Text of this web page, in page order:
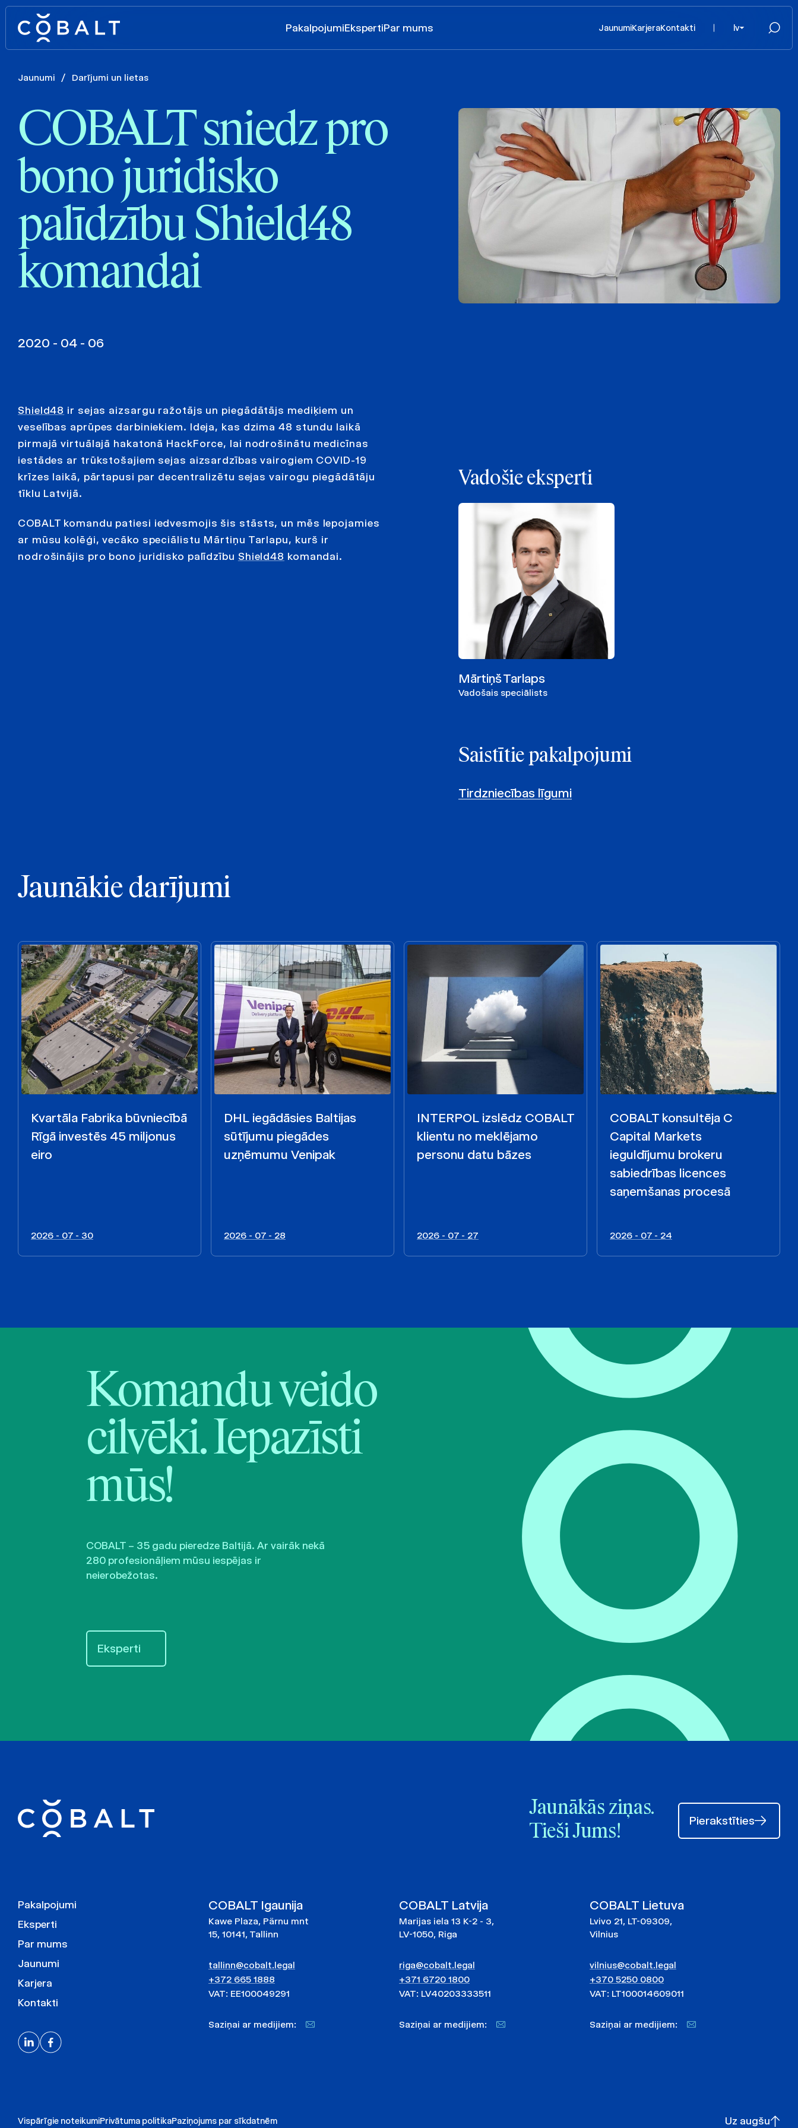
PakalpojumiEkspertiPar mums JaunumiKarjeraKontakti lv
Jaunumi / Darījumi un lietas
COBALT sniedz pro
bono juridisko
palīdzību Shield48
komandai
2020 - 04 - 06
Shield48 ir sejas aizsargu ražotājs un piegādātājs mediķiem un
veselības aprūpes darbiniekiem. Ideja, kas dzima 48 stundu laikā
pirmajā virtuālajā hakatonā HackForce, lai nodrošinātu medicīnas
iestādes ar trūkstošajiem sejas aizsardzības vairogiem COVID-19
krīzes laikā, pārtapusi par decentralizētu sejas vairogu piegādātāju
tīklu Latvijā.
COBALT komandu patiesi iedvesmojis šis stāsts, un mēs lepojamies
ar mūsu kolēģi, vecāko speciālistu Mārtiņu Tarlapu, kurš ir
nodrošinājis pro bono juridisko palīdzību Shield48 komandai.
Vadošie eksperti
Mārtiņš Tarlaps
Vadošais speciālists
Saistītie pakalpojumi
Tirdzniecības līgumi
Jaunākie darījumi
Kvartāla Fabrika būvniecībā
Rīgā investēs 45 miljonus
eiro
2026 - 07 - 30
DHL iegādāsies Baltijas
sūtījumu piegādes
uzņēmumu Venipak
2026 - 07 - 28
INTERPOL izslēdz COBALT
klientu no meklējamo
personu datu bāzes
2026 - 07 - 27
COBALT konsultēja C
Capital Markets
ieguldījumu brokeru
sabiedrības licences
saņemšanas procesā
2026 - 07 - 24
Komandu veido
cilvēki. Iepazīsti
mūs!
COBALT – 35 gadu pieredze Baltijā. Ar vairāk nekā
280 profesionāļiem mūsu iespējas ir
neierobežotas.
Eksperti
Jaunākās ziņas.
Tieši Jums!
Pierakstīties
Pakalpojumi
Eksperti
Par mums
Jaunumi
Karjera
Kontakti
COBALT Igaunija
Kawe Plaza, Pärnu mnt
15, 10141, Tallinn
tallinn@cobalt.legal
+372 665 1888
VAT: EE100049291
Saziņai ar medijiem:
COBALT Latvija
Marijas iela 13 K-2 - 3,
LV-1050, Riga
riga@cobalt.legal
+371 6720 1800
VAT: LV40203333511
Saziņai ar medijiem:
COBALT Lietuva
Lvivo 21, LT-09309,
Vilnius
vilnius@cobalt.legal
+370 5250 0800
VAT: LT100014609011
Saziņai ar medijiem:
Vispārīgie noteikumiPrivātuma politikaPaziņojums par sīkdatnēm Uz augšu